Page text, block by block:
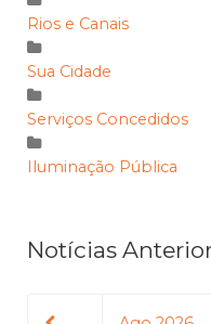
Rios e Canais
Sua Cidade
Serviços Concedidos
Iluminação Pública
Notícias